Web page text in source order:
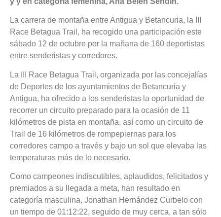
La carrera de montaña entre Antigua y Betancuria, la III
Race Betagua Trail, ha recogido una participación este
sábado 12 de octubre por la mañana de 160 deportistas
entre senderistas y corredores.
La III Race Betagua Trail, organizada por las concejalías
de Deportes de los ayuntamientos de Betancuria y
Antigua, ha ofrecido a los senderistas la oportunidad de
recorrer un circuito preparado para la ocasión de 11
kilómetros de pista en montaña, así como un circuito de
Trail de 16 kilómetros de rompepiernas para los
corredores campo a través y bajo un sol que elevaba las
temperaturas más de lo necesario.
Como campeones indiscutibles, aplaudidos, felicitados y
premiados a su llegada a meta, han resultado en
categoría masculina, Jonathan Hernández Curbelo con
un tiempo de 01:12:22, seguido de muy cerca, a tan sólo